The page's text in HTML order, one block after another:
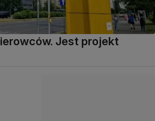
Jest projekt